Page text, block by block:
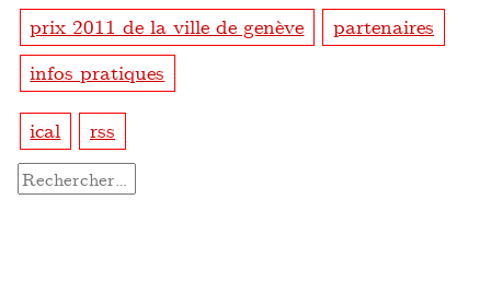
prix 2011 de la ville de genève
partenaires
infos pratiques
ical rss
Rechercher :